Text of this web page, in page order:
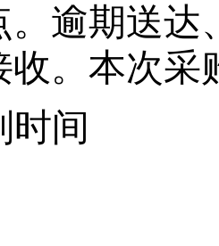
。逾期送达
收。本次采
时间